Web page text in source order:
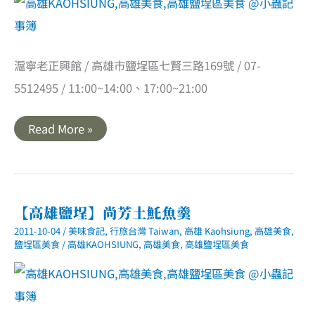
滬寧老正興館 / 高雄市鹽埕區七賢三路169號 / 07-
5512495 / 11:00~14:00、17:00~21:00
【高
雄
鹽
味
道．
滬
寧
老
興
館
(已
歇
Read More »
【高雄鹽埕】尚芳土魠魚羹
2011-10-04 /美味食記, 行旅台灣 Taiwan, 高雄 Kaohsiung, 高雄美食,
鹽埕區美食 /高雄KAOHSIUNG, 高雄美食, 高雄鹽埕區美食